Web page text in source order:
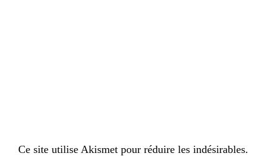
Ce site utilise Akismet pour réduire les indésirables.